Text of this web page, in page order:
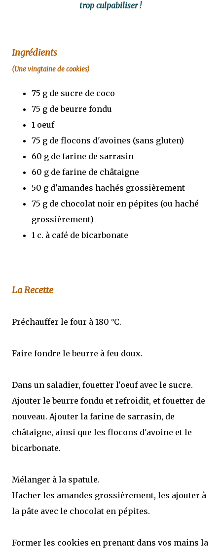
trop culpabiliser !
Ingrédients
(Une vingtaine de cookies)
75 g de sucre de coco
75 g de beurre fondu
1 oeuf
75 g de flocons d'avoines (sans gluten)
60 g de farine de sarrasin
60 g de farine de châtaigne
50 g d'amandes hachés grossièrement
75 g de chocolat noir en pépites (ou haché
grossièrement)
1 c. à café de bicarbonate
La Recette
Préchauffer le four à 180 °C.
Faire fondre le beurre à feu doux.
Dans un saladier, fouetter l'oeuf avec le sucre.
Ajouter le beurre fondu et refroidit, et fouetter de
nouveau. Ajouter la farine de sarrasin, de
châtaigne, ainsi que les flocons d'avoine et le
bicarbonate.
Mélanger à la spatule.
Hacher les amandes grossièrement, les ajouter à
la pâte avec le chocolat en pépites.
Former les cookies en prenant dans vos mains la